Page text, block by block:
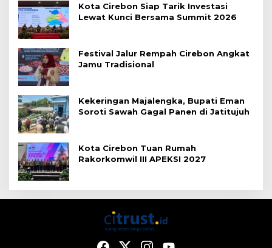
Kota Cirebon Siap Tarik Investasi
Lewat Kunci Bersama Summit 2026
Festival Jalur Rempah Cirebon Angkat
Jamu Tradisional
Kekeringan Majalengka, Bupati Eman
Soroti Sawah Gagal Panen di Jatitujuh
Kota Cirebon Tuan Rumah
Rakorkomwil III APEKSI 2027